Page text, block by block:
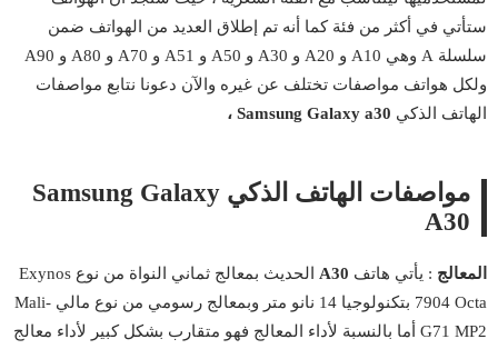
ستأتي في أكثر من فئة كما أنه تم إطلاق العديد من الهواتف ضمن
سلسلة A وهي A10 و A20 و A30 و A50 و A51 و A70 و A80 و A90
ولكل هواتف مواصفات تختلف عن غيره والآن دعونا نتابع مواصفات
الهاتف الذكي Samsung Galaxy a30 ،
مواصفات الهاتف الذكي Samsung Galaxy
A30
المعالج : يأتي هاتف A30
الحديث بمعالج ثماني النواة من نوع Exynos
7904 Octa بتكنولوجيا 14 نانو متر وبمعالج رسومي من نوع مالي Mali-
G71 MP2 أما بالنسبة لأداء المعالج فهو متقارب بشكل كبير لأداء معالج